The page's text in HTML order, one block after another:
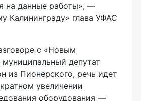
на данные работы», —
Калининграду» глава УФАС
с «Новым
депутат
из Пионерского, речь идет
увеличении
оборудования —